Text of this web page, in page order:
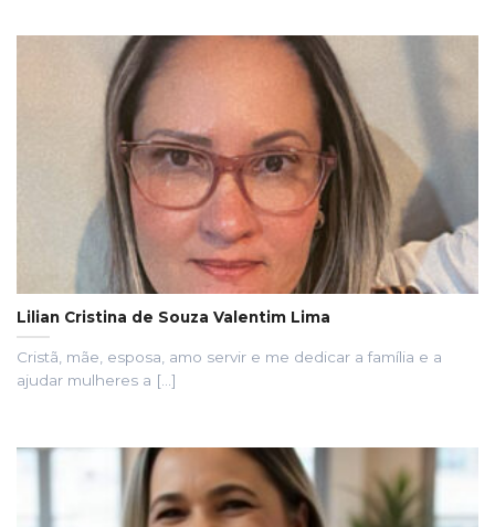
Lilian Cristina de Souza Valentim Lima
Cristã, mãe, esposa, amo servir e me dedicar a família e a
ajudar mulheres a [...]